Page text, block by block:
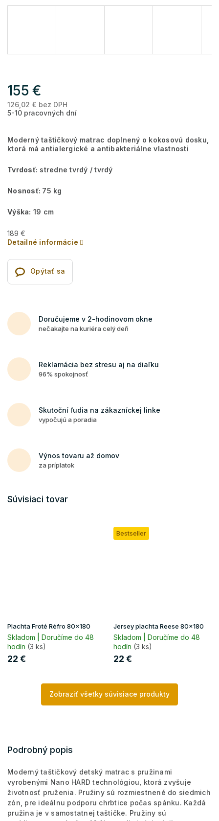
155 €
126,02 € bez DPH
5-10 pracovných dní
Moderný taštičkový matrac doplnený o kokosovú dosku,
ktorá má antialergické a antibakteriálne vlastnosti
Tvrdosť: stredne tvrdý / tvrdý
Nosnosť: 75 kg
Výška: 19 cm
189 €
Detailné informácie
Opýtať sa
Doručujeme v 2-hodinovom okne
nečakajte na kuriéra celý deň
Reklamácia bez stresu aj na diaľku
96% spokojnosť
Skutoční ľudia na zákazníckej linke
vypočujú a poradia
Výnos tovaru až domov
za príplatok
Súvisiaci tovar
Plachta Froté Réfro 80x180
Skladom | Doručíme do 48
hodín (3 ks)
22 €
Bestseller
Jersey plachta Reese 80x180
Skladom | Doručíme do 48
hodín (3 ks)
22 €
Zobraziť všetky súvisiace produkty
Podrobný popis
Moderný taštičkový detský matrac s pružinami
vyrobenými Nano HARD technológiou, ktorá zvyšuje
životnosť pruženia. Pružiny sú rozmiestnené do siedmich
zón, pre ideálnu podporu chrbtice počas spánku. Každá
pružina je v samostatnej taštičke. Pružiny sú